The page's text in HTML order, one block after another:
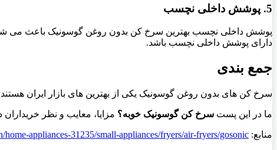
5. پوشش داخلی نچسب
پوشش داخلی نچسب بهترین سرخ کن بدون روغن گوسونیک باعث می شود
دارای پوشش داخلی نچسب باشد.
جمع بندی
سرخ کن های بدون روغن گوسونیک یکی از بهترین های بازار ایران
ما در این پست سرخ کن گوسونیک خوبه؟ مزایا، معایب و نظر خریداران
منابع: appliances-31235/small-appliances/fryers/air-fryers/gosonic/